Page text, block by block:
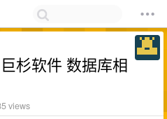
杉软件 数据库相
views